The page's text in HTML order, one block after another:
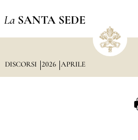
La SANTA SEDE
DISCORSI 2026 APRILE